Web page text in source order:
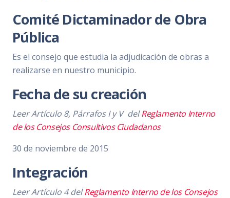
Comité Dictaminador de Obra
Pública
Es el consejo que estudia la adjudicación de obras a
realizarse en nuestro municipio.
Fecha de su creación
Leer Artículo 8, Párrafos I y V del Reglamento Interno
de los Consejos Consultivos Ciudadanos
30 de noviembre de 2015
Integración
Leer Artículo 4 del Reglamento Interno de los Consejos